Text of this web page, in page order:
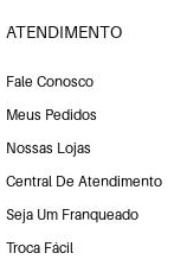
ATENDIMENTO
Fale Conosco
Meus Pedidos
Nossas Lojas
Central De Atendimento
Seja Um Franqueado
Troca Fácil